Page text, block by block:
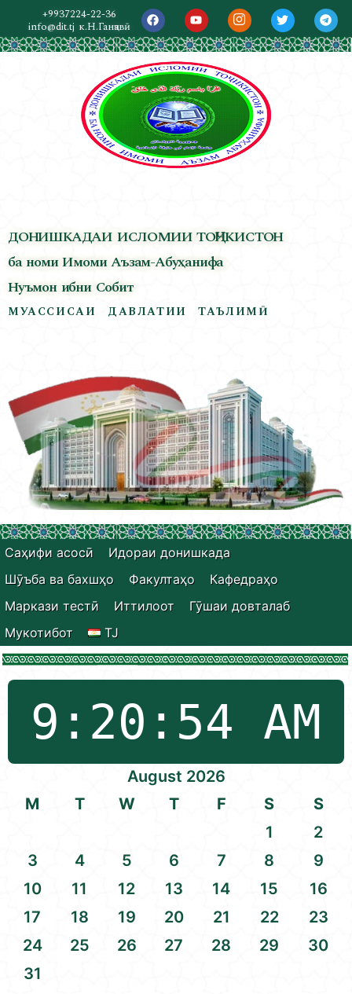
+9937224-22-36
info@dit.tj к.Н.Ганҷавӣ
ДОНИШКАДАИ ИСЛОМИИ ТОҶИКИСТОН
ба номи Имоми Аъзам-Абуҳанифа
Нуъмон ибни Собит
МУАССИСАИ ДАВЛАТИИ ТАЪЛИМӢ
Саҳифи асосӣ
Идораи донишкада
Шӯъба ва бахшҳо
Факултаҳо
Кафедраҳо
Маркази тестӣ
Иттилоот
Гӯшаи довталаб
Мукотибот
TJ
August 2026
M
T W T F S
S
1
2
3
4 5 6 7 8
9
10
11 12 13 14 15
16
17
18 19 20 21 22
23
24
25 26 27 28 29
30
31